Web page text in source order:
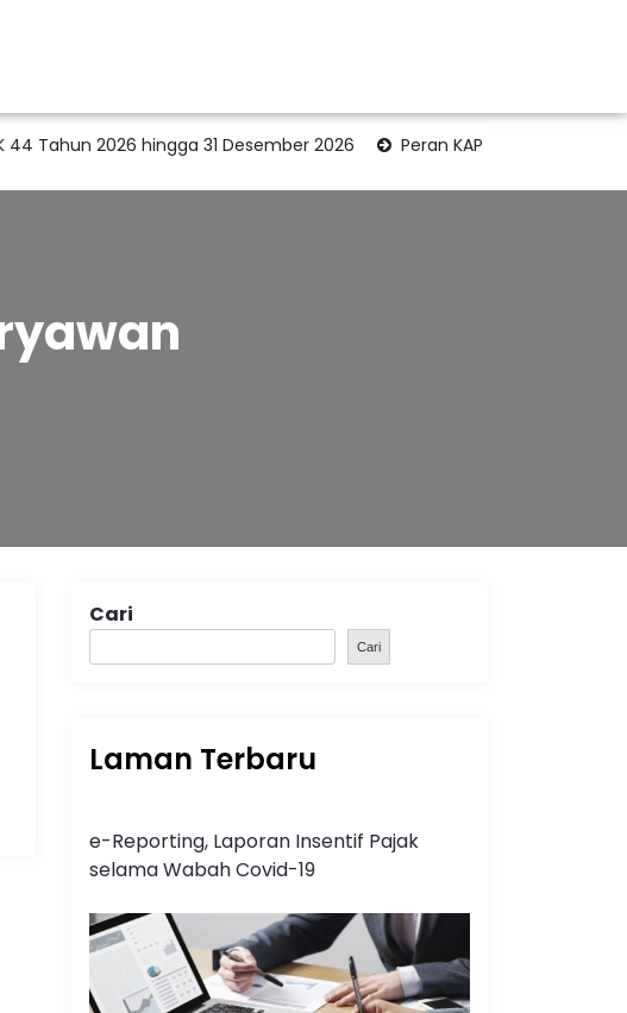
44 Tahun 2026 hingga 31 Desember 2026 Peran KAP dalam RUPS:
Cari
Cari
Laman Terbaru
e-Reporting, Laporan Insentif Pajak
selama Wabah Covid-19